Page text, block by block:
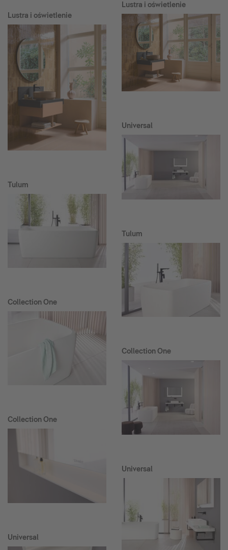
Lustra i oświetlenie
Tulum
Collection One
Collection One
Universal
Lustra i oświetlenie
Universal
Tulum
Collection One
Universal